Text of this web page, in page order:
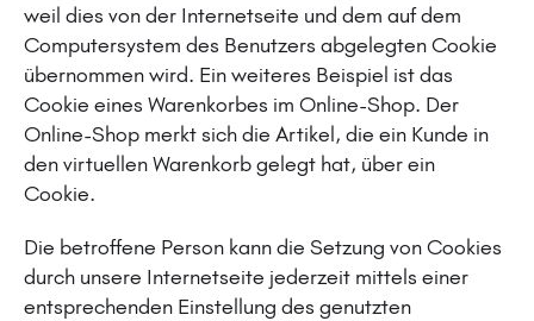
weil dies von der Internetseite und dem auf dem
Computersystem des Benutzers abgelegten Cookie
übernommen wird. Ein weiteres Beispiel ist das
Cookie eines Warenkorbes im Online-Shop. Der
Online-Shop merkt sich die Artikel, die ein Kunde in
den virtuellen Warenkorb gelegt hat, über ein
Cookie.
Die betroffene Person kann die Setzung von Cookies
durch unsere Internetseite jederzeit mittels einer
entsprechenden Einstellung des genutzten